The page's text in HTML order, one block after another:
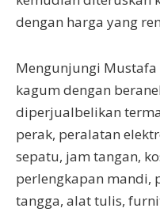
dengan harga yang
Mengunjungi Mustafa
kagum dengan
diperjualbelikan
perak, peralatan
sepatu, jam tangan,
perlengkapan mandi,
tangga, alat tulis,